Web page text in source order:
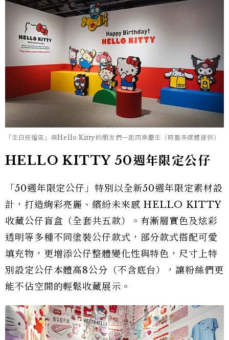
「生日祝福區」與Hello Kitty的朋友們一起同樂慶生（時藝多媒體提供）
HELLO KITTY 50週年限定公仔
「50週年限定公仔」特別以全新50週年限定素材設
計，打造絢彩亮麗、繽紛未來感 HELLO KITTY
收藏公仔盲盒（全套共五款）。有漸層實色及炫彩
透明等多種不同塗裝公仔款式，部分款式搭配可愛
填充物，更增添公仔整體變化性與特色，尺寸上特
別設定公仔本體高8公分（不含底台），讓粉絲們更
能不佔空間的輕鬆收藏展示。